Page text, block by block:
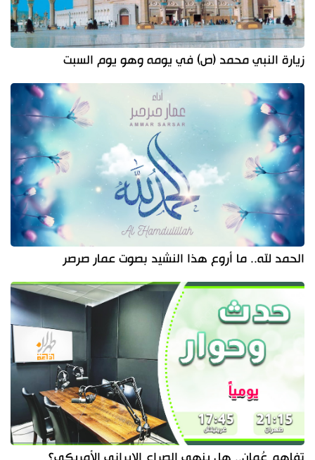
زيارة النبي محمد (ص) في يومه وهو يوم السبت
الحمد لله.. ما أروع هذا النشيد بصوت عمار صرصر